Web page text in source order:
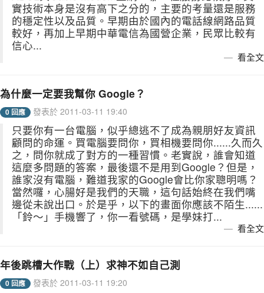
實技術本身是沒有高下之分的，主要的考量還是服務
的穩定性以及品質。早期由於國內的電話線網路品質
較好，再加上早期中華電信為國營企業，民眾比較有
信心...
看全文
為什麼一定要我幫你 Google？
0 回應 發表於 2011-03-11 19:40
只要你有一台電腦，似乎總逃不了成為親朋好友資訊
顧問的命運。買電腦要問你，買相機要問你......久而久
之，問你就成了對方的一種習慣。老實說，誰會知道
這麼多問題的答案，最後還不是用到Google？但是，
誰家沒有電腦，難道我家的Google會比你家聰明嗎？
當然囉，心腸好是我們的天職，這句話始終在我們嘴
邊從未說出口。於是乎，以下的畫面你應該不陌生......
「鈴～」手機響了，你一看號碼，是學妹打...
看全文
年後跳槽大作戰（上）求神不如自己測
0 回應 發表於 2011-03-11 19:20